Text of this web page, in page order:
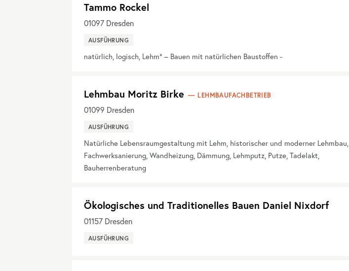
Tammo Rockel
01097 Dresden
AUSFÜHRUNG
natürlich, logisch, Lehm* – Bauen mit natürlichen Baustoffen -
Lehmbau Moritz Birke LEHMBAUFACHBETRIEB
01099 Dresden
AUSFÜHRUNG
Natürliche Lebensraumgestaltung mit Lehm, historischer und moderner Lehmbau,
Fachwerksanierung, Wandheizung, Dämmung, Lehmputz, Putze, Tadelakt,
Bauherrenberatung
Ökologisches und Traditionelles Bauen Daniel Nixdorf
01157 Dresden
AUSFÜHRUNG